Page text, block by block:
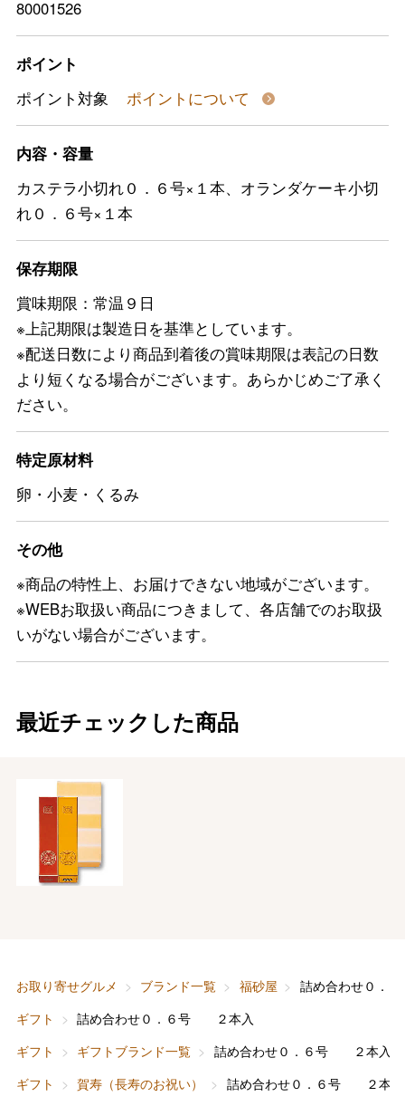
80001526
ポイント
ポイント対象
ポイントについて
内容・容量
カステラ小切れ０．６号×１本、オランダケーキ小切
れ０．６号×１本
保存期限
賞味期限：常温９日
※上記期限は製造日を基準としています。
※配送日数により商品到着後の賞味期限は表記の日数
より短くなる場合がございます。あらかじめご了承く
ださい。
特定原材料
卵・小麦・くるみ
その他
※商品の特性上、お届けできない地域がございます。
※WEBお取扱い商品につきまして、各店舗でのお取扱
いがない場合がございます。
最近チェックした商品
お取り寄せグルメ ブランド一覧 福砂屋
詰め合わせ０
ギフト
詰め合わせ０．６号 ２本入
ギフト
ギフトブランド一覧
詰め合わせ０．６号 ２本入
ギフト
賀寿（長寿のお祝い）
詰め合わせ０．６号 ２本入